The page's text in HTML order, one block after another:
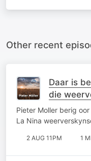
Other recent
Daar is
die
Nina
Pieter Moller berig
La Nina
2 AUG 11PM 1